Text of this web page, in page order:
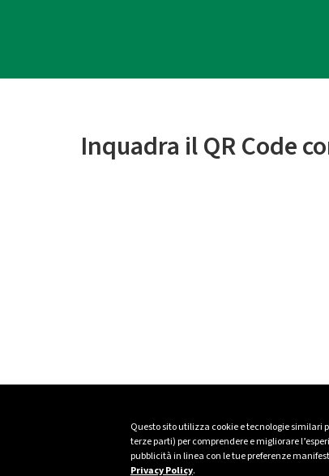
Questo sito utilizza cookie e tecnologie similari
terze parti) per comprendere e migliorare
pubblicità in linea con le tue preferenze
Privacy Policy.
Inquadra il QR Code